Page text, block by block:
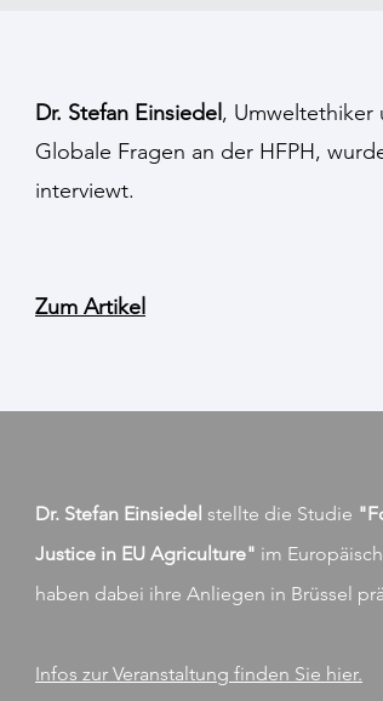
Dr. Stefan Einsiedel , Umweltethiker
Globale Fragen an der HFPH,
interviewt.
​Zum Artikel
Dr. Stefan Einsiedel stellte die Studie
Justice in EU Agriculture" im
haben dabei ihre Anliegen in Brüssel
Infos zur Veranstaltung finden Sie hier.